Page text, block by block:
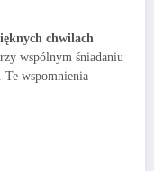
chwilach
wspólnym śniadaniu
Te wspomnienia